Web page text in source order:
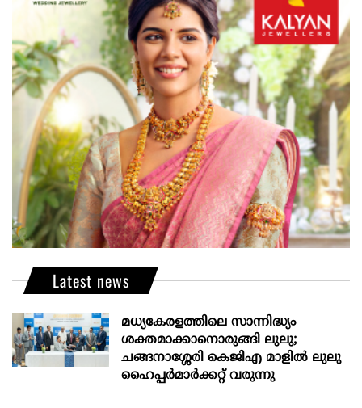
Latest news
മധ്യകേരളത്തിലെ സാന്നിദ്ധ്യം
ശക്തമാക്കാനൊരുങ്ങി ലുലു;
ചങ്ങനാശ്ശേരി കെജിഎ മാളിൽ ലുലു
ഹൈപ്പർമാർക്കറ്റ് വരുന്നു